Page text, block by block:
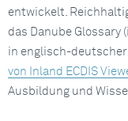
entwickelt.
das Danube Glossary
in englisch-deutscher
von Inland ECDIS
Ausbildung und